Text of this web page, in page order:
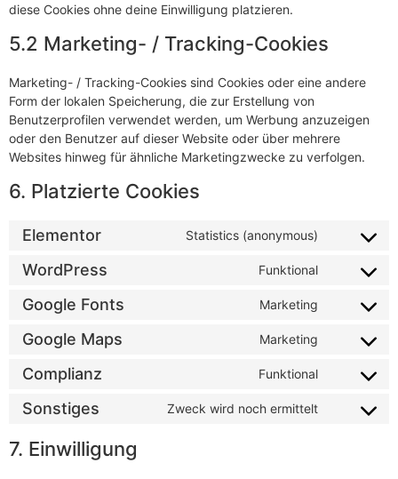
diese Cookies ohne deine Einwilligung platzieren.
5.2 Marketing- / Tracking-Cookies
Marketing- / Tracking-Cookies sind Cookies oder eine andere
Form der lokalen Speicherung, die zur Erstellung von
Benutzerprofilen verwendet werden, um Werbung anzuzeigen
oder den Benutzer auf dieser Website oder über mehrere
Websites hinweg für ähnliche Marketingzwecke zu verfolgen.
6. Platzierte Cookies
Elementor Statistics (anonymous)
WordPress Funktional
Google Fonts Marketing
Google Maps Marketing
Complianz Funktional
Sonstiges Zweck wird noch ermittelt
7. Einwilligung